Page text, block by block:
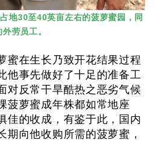
地30至40英亩左右的菠萝蜜园，同
劳员工。
蜜在生长乃致开花结果过程
他事先做好了十足的准备工
对反常干旱酷热之恶劣气候
菠萝蜜成年株都如常地座
佳的收成，有鉴于此，国内
期向他收购所需的菠萝蜜，